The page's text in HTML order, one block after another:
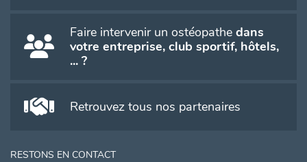
Faire intervenir un ostéopathe dans
votre entreprise, club sportif, hôtels,
... ?
Retrouvez tous nos partenaires
RESTONS EN CONTACT